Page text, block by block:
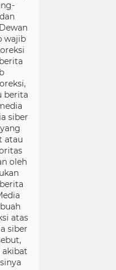
wajib
berita
siber
atau
oleh
atas
siber
akibat